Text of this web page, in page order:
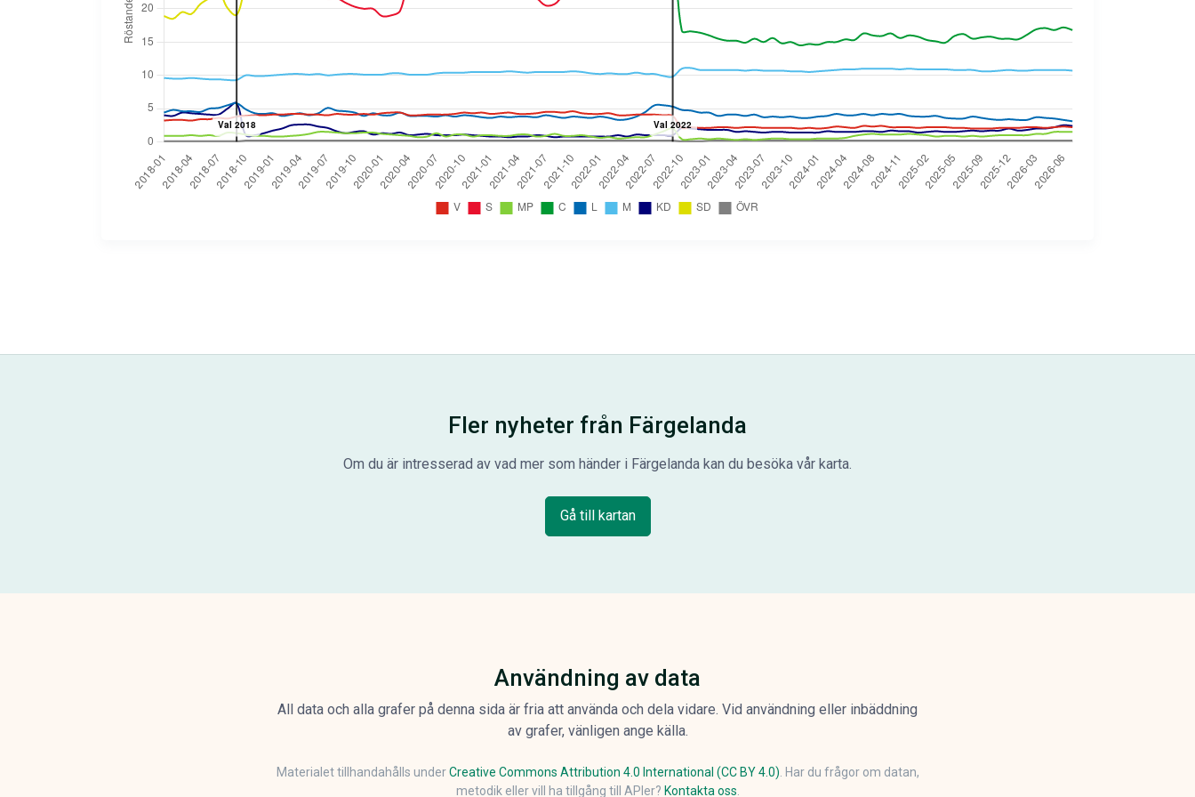
Fler nyheter från Färgelanda
Om du är intresserad av vad mer som händer i Färgelanda kan du besöka vår karta.
Gå till kartan
Användning av data
All data och alla grafer på denna sida är fria att använda och dela vidare. Vid användning eller inbäddning
av grafer, vänligen ange källa.
Materialet tillhandahålls underCreative Commons Attribution 4.0 International (CC BY 4.0) . Har du frågor om datan,
metodik eller vill ha tillgång till APIer? Kontakta oss